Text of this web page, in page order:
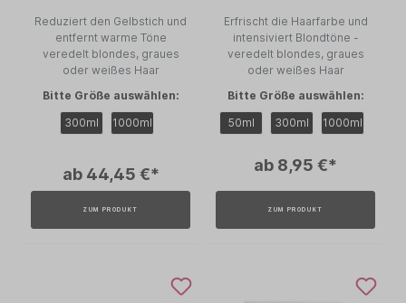
Reduziert den Gelbstich und
entfernt warme Töne
veredelt blondes, graues
oder weißes Haar
Bitte Größe auswählen:
300ml
1000ml
ab 44,45 €*
ZUM PRODUKT
Erfrischt die Haarfarbe und
intensiviert Blondtöne -
veredelt blondes, graues
oder weißes Haar
Bitte Größe auswählen:
50ml
300ml 1000ml
ab 8,95 €*
ZUM PRODUKT